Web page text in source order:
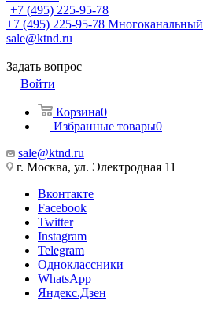
+7 (495) 225-95-78
+7 (495) 225-95-78 Многоканальный
sale@ktnd.ru
Задать вопрос
Войти
Корзина0
Избранные товары0
sale@ktnd.ru
г. Москва, ул. Электродная 11
Вконтакте
Facebook
Twitter
Instagram
Telegram
Одноклассники
WhatsApp
Яндекс.Дзен